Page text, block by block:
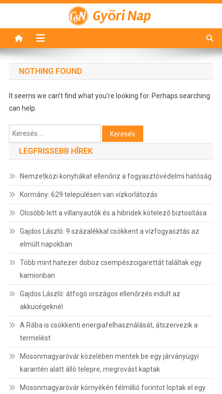
Győri Nap
NOTHING FOUND
It seems we can’t find what you’re looking for. Perhaps searching
can help.
Keresés:
LEGFRISSEBB HÍREK
Nemzetközi konyhákat ellenőriz a fogyasztóvédelmi hatóság
Kormány: 629 településen van vízkorlátozás
Olcsóbb lett a villanyautók és a hibridek kötelező biztosítása
Gajdos László: 9 százalékkal csökkent a vízfogyasztás az
elmúlt napokban
Több mint hatezer doboz csempészcigarettát találtak egy
kamionban
Gajdos László: átfogó országos ellenőrzés indult az
akkucégeknél
A Rába is csökkenti energiafelhasználását, átszervezik a
termelést
Mosonmagyaróvár közelében mentek be egy járványügyi
karantén alatt álló telepre, megrovást kaptak
Mosonmagyaróvár környékén félmillió forintot loptak el egy